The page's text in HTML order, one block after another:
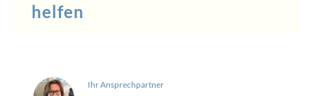
helfen
Ihr Ansprechpartner